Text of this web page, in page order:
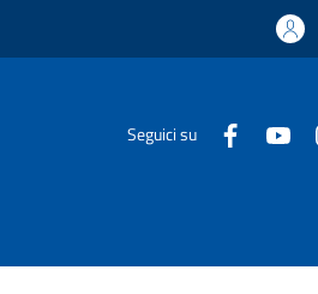
Seguici su